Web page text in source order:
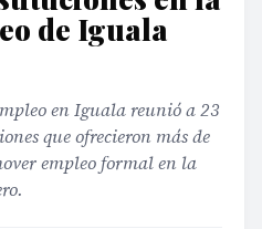
de Iguala
en Iguala reunió a 23
que ofrecieron más de
empleo formal en la